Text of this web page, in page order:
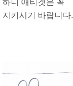
하니 애티겟은 꼭
지키시기 바랍니다.